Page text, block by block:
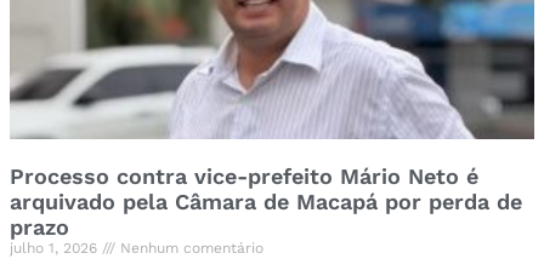
Processo contra vice-prefeito Mário Neto é
arquivado pela Câmara de Macapá por perda de
prazo
julho 1, 2026 Nenhum comentário